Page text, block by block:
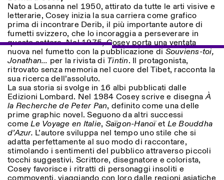
ISTITUTO SVIZZERO
MILAN
Sede di Milano
20121 Milan
+39 02 76 01 61 18
milano@istitutosvizzero.it
EXHIBITION HOURS:
I’ll miss you when I scroll
away
Monday/Friday: 11:00-
17:00
Thursday: 11:00-20:00
Saturday: 14:00-18:00
Sunday closed
Nato a Losanna nel 1950, attirato da tutte le arti visive e
letterarie, Cosey inizia la sua carriera come grafico
prima di incontrare Derib, il più importante autore di
fumetti svizzero, che lo incoraggia a perseverare in
questo settore. Nel 1975, Cosey porta una ventata
nuova nel fumetto con la pubblicazione di Souviens-toi,
Jonathan… per la rivista di Tintin. Il protagonista,
ritrovato senza memoria nel cuore del Tibet, racconta la
sua ricerca dell’assoluto.
La sua storia si svolge in 16 albi pubblicati dalle
Edizioni Lombard. Nel 1984 Cosey scrive e disegnaÀ
la Recherche de Peter Pan, definito come una delle
prime graphic novel. Seguono da altri successi
comeLe Voyage en Italie, Saïgon-Hanoïet Le Bouddha
d’Azur. L’autore sviluppa nel tempo uno stile che si
adatta perfettamente al suo modo di raccontare,
stimolando i sentimenti del pubblico attraverso piccoli
tocchi suggestivi. Scrittore, disegnatore e colorista,
Cosey favorisce i ritratti di personaggi insoliti e